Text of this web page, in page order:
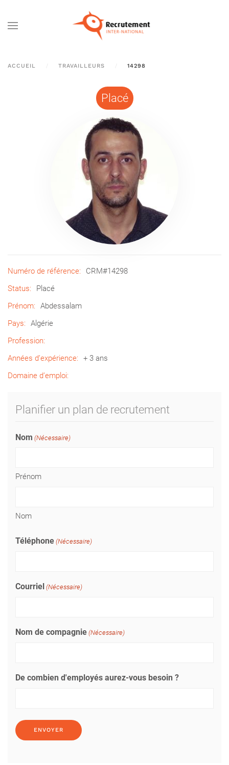
Passer au contenu principal
ACCUEIL TRAVAILLEURS 14298
Placé
Numéro de référence:
CRM#14298
Status:
Placé
Prénom:
Abdessalam
Pays:
Algérie
Profession:
Années d’expérience:
+ 3 ans
Domaine d’emploi:
Planifier un plan de recrutement
Nom (Nécessaire)
Prénom
Nom
Téléphone (Nécessaire)
Courriel (Nécessaire)
Nom de compagnie (Nécessaire)
De combien d'employés aurez-vous besoin ?